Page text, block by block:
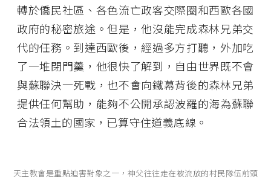
轉於僑民社區、各色流亡政客交際圈和西歐各國
政府的秘密旅途。但是，他沒能完成森林兄弟交
代的任務。到達西歐後，經過多方打聽，外加吃
了一堆閉門羹，他很快了解到，自由世界既不會
與蘇聯決一死戰，也不會向鐵幕背後的森林兄弟
提供任何幫助，能夠不公開承認波羅的海為蘇聯
合法領土的國家，已算守住道義底線。
天主教會是重點迫害對象之一，神父往往走在被流放的村民隊伍前頭